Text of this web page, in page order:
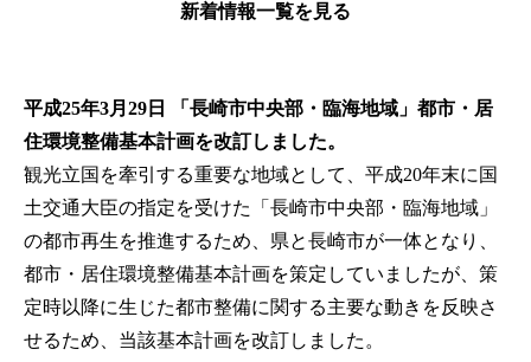
新着情報一覧を見る
平成25年3月29日 「長崎市中央部・臨海地域」都市・居
住環境整備基本計画を改訂しました。
観光立国を牽引する重要な地域として、平成20年末に国
土交通大臣の指定を受けた「長崎市中央部・臨海地域」
の都市再生を推進するため、県と長崎市が一体となり、
都市・居住環境整備基本計画を策定していましたが、策
定時以降に生じた都市整備に関する主要な動きを反映さ
せるため、当該基本計画を改訂しました。